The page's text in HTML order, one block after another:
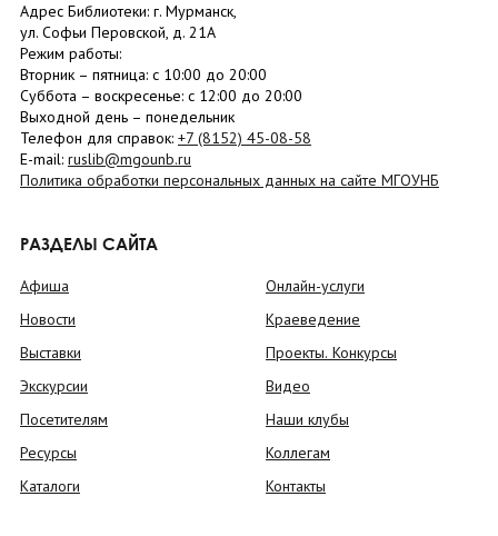
Адрес Библиотеки: г. Мурманск,
ул. Софьи Перовской, д. 21А
Режим работы:
Вторник – пятница: с 10:00 до 20:00
Суббота – воскресенье: c 12:00 до 20:00
Выходной день – понедельник
Телефон для справок: +7 (8152) 45-08-58
E-mail: ruslib@mgounb.ru
Политика обработки персональных данных на сайте МГОУНБ
РАЗДЕЛЫ САЙТА
Афиша
Новости
Выставки
Экскурсии
Посетителям
Ресурсы
Каталоги
Онлайн-услуги
Краеведение
Проекты. Конкурсы
Видео
Наши клубы
Коллегам
Контакты